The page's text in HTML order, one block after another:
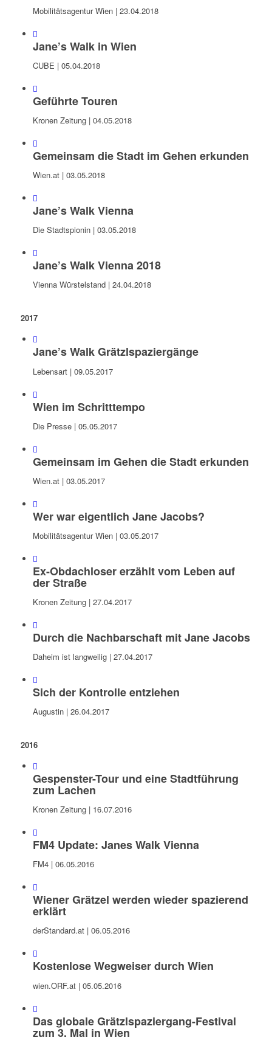
Mobilitätsagentur Wien | 23.04.2018
Jane’s Walk in Wien
CUBE | 05.04.2018
Geführte Touren
Kronen Zeitung | 04.05.2018
Gemeinsam die Stadt im Gehen erkunden
Wien.at | 03.05.2018
Jane’s Walk Vienna
Die Stadtspionin | 03.05.2018
Jane’s Walk Vienna 2018
Vienna Würstelstand | 24.04.2018
2017
Jane’s Walk Grätzlspaziergänge
Lebensart | 09.05.2017
Wien im Schritttempo
Die Presse | 05.05.2017
Gemeinsam im Gehen die Stadt erkunden
Wien.at | 03.05.2017
Wer war eigentlich Jane Jacobs?
Mobilitätsagentur Wien | 03.05.2017
Ex-Obdachloser erzählt vom Leben auf
der Straße
Kronen Zeitung | 27.04.2017
Durch die Nachbarschaft mit Jane Jacobs
Daheim ist langweilig | 27.04.2017
Sich der Kontrolle entziehen
Augustin | 26.04.2017
2016
Gespenster-Tour und eine Stadtführung
zum Lachen
Kronen Zeitung | 16.07.2016
FM4 Update: Janes Walk Vienna
FM4 | 06.05.2016
Wiener Grätzel werden wieder spazierend
erklärt
derStandard.at | 06.05.2016
Kostenlose Wegweiser durch Wien
wien.ORF.at | 05.05.2016
Das globale Grätzlspaziergang-Festival
zum 3. Mal in Wien